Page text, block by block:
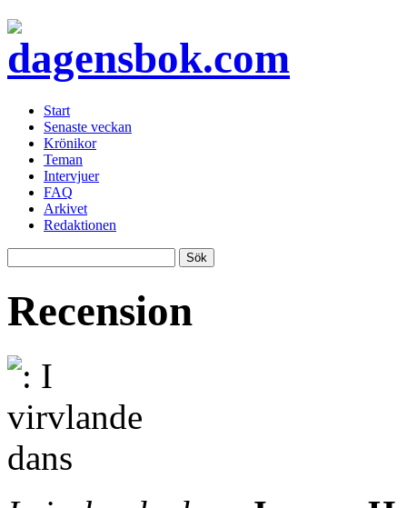
Start
Senaste veckan
Krönikor
Teman
Intervjuer
FAQ
Arkivet
Redaktionen
Recension